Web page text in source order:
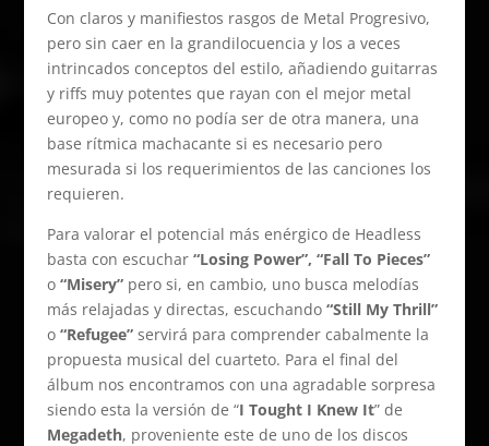
Con claros y manifiestos rasgos de Metal Progresivo,
pero sin caer en la grandilocuencia y los a veces
intrincados conceptos del estilo, añadiendo guitarras
y riffs muy potentes que rayan con el mejor metal
europeo y, como no podía ser de otra manera, una
base rítmica machacante si es necesario pero
mesurada si los requerimientos de las canciones los
requieren.
Para valorar el potencial más enérgico de Headless
basta con escuchar “Losing Power”, “Fall To Pieces”
o “Misery”pero si, en cambio, uno busca melodías
más relajadas y directas, escuchando “Still My Thrill”
o “Refugee”servirá para comprender cabalmente la
propuesta musical del cuarteto. Para el final del
álbum nos encontramos con una agradable sorpresa
siendo esta la versión de “I Tought I Knew It” de
Megadeth, proveniente este de uno de los discos